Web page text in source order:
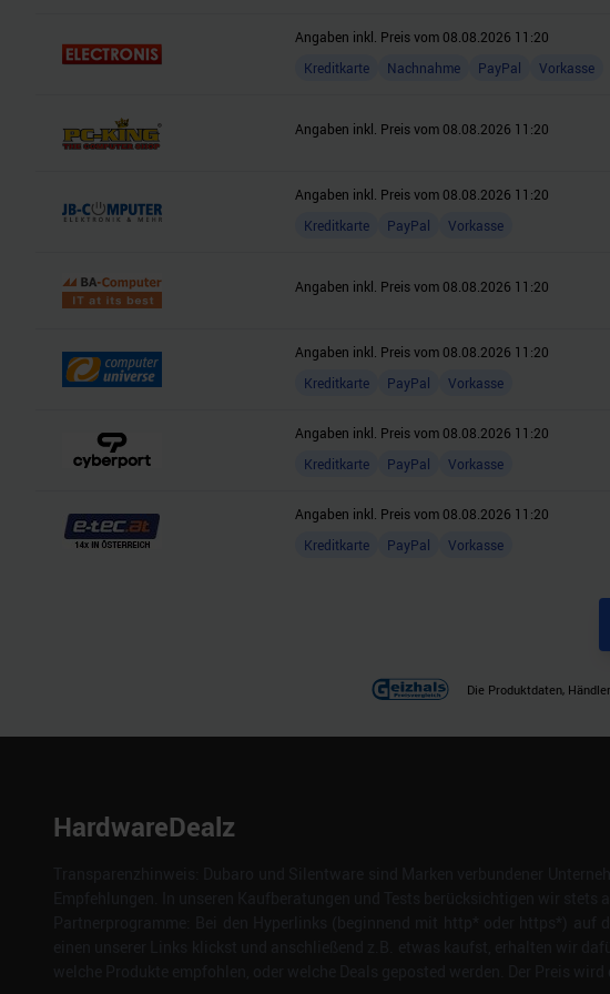
Angaben inkl. Preis vom 08.08.2026 11:20
Kreditkarte
Nachnahme PayPal Vorkasse
Angaben inkl. Preis vom 08.08.2026 11:20
Angaben inkl. Preis vom 08.08.2026 11:20
Kreditkarte
PayPal Vorkasse
Angaben inkl. Preis vom 08.08.2026 11:20
Angaben inkl. Preis vom 08.08.2026 11:20
Kreditkarte
PayPal Vorkasse
Angaben inkl. Preis vom 08.08.2026 11:20
Kreditkarte
PayPal Vorkasse
Angaben inkl. Preis vom 08.08.2026 11:20
Kreditkarte
PayPal Vorkasse
Die Produktdaten,
HardwareDealz